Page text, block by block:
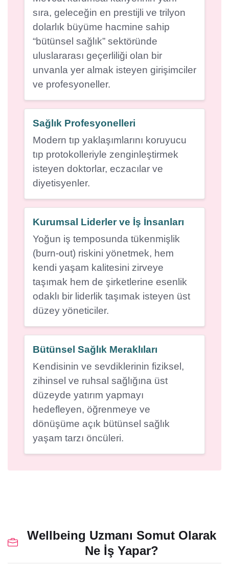
sıra, geleceğin en prestijli ve trilyon
dolarlık büyüme hacmine sahip
“bütünsel sağlık” sektöründe
uluslararası geçerliliği olan bir
unvanla yer almak isteyen girişimciler
ve profesyoneller.
Sağlık Profesyonelleri
Modern tıp yaklaşımlarını koruyucu
tıp protokolleriyle zenginleştirmek
isteyen doktorlar, eczacılar ve
diyetisyenler.
Kurumsal Liderler ve İş İnsanları
Yoğun iş temposunda tükenmişlik
(burn-out) riskini yönetmek, hem
kendi yaşam kalitesini zirveye
taşımak hem de şirketlerine esenlik
odaklı bir liderlik taşımak isteyen üst
düzey yöneticiler.
Bütünsel Sağlık Meraklıları
Kendisinin ve sevdiklerinin fiziksel,
zihinsel ve ruhsal sağlığına üst
düzeyde yatırım yapmayı
hedefleyen, öğrenmeye ve
dönüşüme açık bütünsel sağlık
yaşam tarzı öncüleri.
Wellbeing Uzmanı Somut Olarak
Ne İş Yapar?